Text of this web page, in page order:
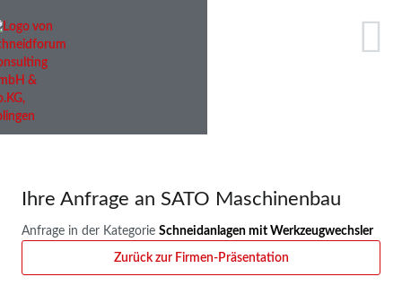
Ihre Anfrage an SATO Maschinenbau
Anfrage in der Kategorie Schneidanlagen mit Werkzeugwechsler
Zurück zur Firmen-Präsentation